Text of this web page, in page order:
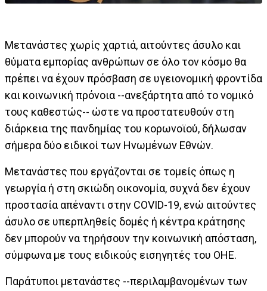
Μετανάστες χωρίς χαρτιά, αιτούντες άσυλο και
θύματα εμπορίας ανθρώπων σε όλο τον κόσμο θα
πρέπει να έχουν πρόσβαση σε υγειονομική φροντίδα
και κοινωνική πρόνοια --ανεξάρτητα από το νομικό
τους καθεστώς-- ώστε να προστατευθούν στη
διάρκεια της πανδημίας του κορωνοϊού, δήλωσαν
σήμερα δύο ειδικοί των Ηνωμένων Εθνών.
Μετανάστες που εργάζονται σε τομείς όπως η
γεωργία ή στη σκιώδη οικονομία, συχνά δεν έχουν
προστασία απέναντι στην COVID-19, ενώ αιτούντες
άσυλο σε υπερπληθείς δομές ή κέντρα κράτησης
δεν μπορούν να τηρήσουν την κοινωνική απόσταση,
σύμφωνα με τους ειδικούς εισηγητές του ΟΗΕ.
Παράτυποι μετανάστες --περιλαμβανομένων των